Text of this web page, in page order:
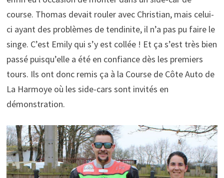
course. Thomas devait rouler avec Christian, mais celui-
ci ayant des problèmes de tendinite, il n’a pas pu faire le
singe. C’est Emily qui s’y est collée ! Et ça s’est très bien
passé puisqu’elle a été en confiance dès les premiers
tours. Ils ont donc remis ça à la Course de Côte Auto de
La Harmoye où les side-cars sont invités en
démonstration.